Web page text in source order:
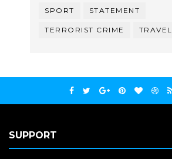
SPORT STATEMENT
TERRORIST CRIME TRAVEL
SUPPORT